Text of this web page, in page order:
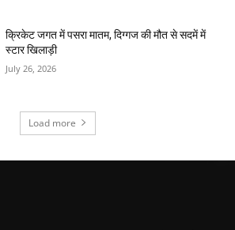
क्रिकेट जगत में पसरा मातम, दिग्गज की मौत से सदमें में
स्टार खिलाड़ी
July 26, 2026
Load more